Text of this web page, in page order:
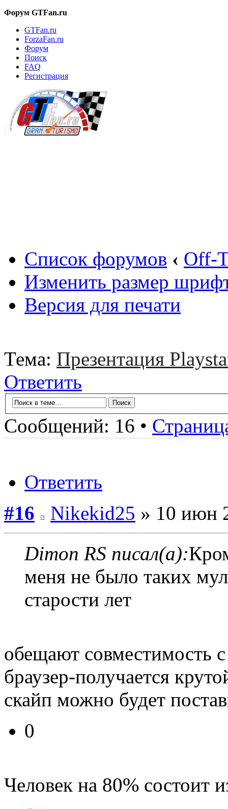
Форум GTFan.ru
GTFan.ru
ForzaFan.ru
Форум
Поиск
FAQ
Регистрация
Список форумов ‹ Off-
Изменить размер
Версия для печати
Тема: Презентация
Ответить
Сообщений: 16 •
Ответить
#16
Nikekid25 » 10 июн
Dimon RS писал(а):
меня не было таких
старости лет
обещают совместимость
браузер-получается
скайп можно будет
0
Человек на 80% состоит